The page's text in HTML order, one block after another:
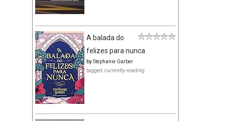
A balada do
felizes para nunca
byStephanie Garber
tagged: currently-reading